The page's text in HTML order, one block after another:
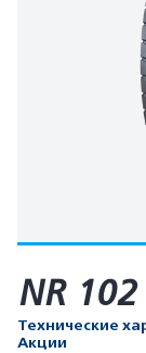
NR
Технические
Акции